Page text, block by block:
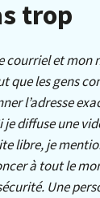
trop
courriel et mon
que les gens
l’adresse
je diffuse une
libre, je
à tout le
Une